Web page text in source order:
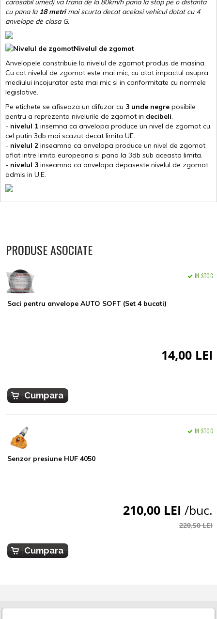
carosabil umed) va frana de la 80km/h pana la stop pe o distanta
cu pana la 18 metrimai scurta decat acelasi vehicul dotat cu 4
anvelope de clasa G.
Nivelul de zgomot
Anvelopele constribuie la nivelul de zgomot produs de masina.
Cu cat nivelul de zgomot este mai mic, cu atat impactul asupra
mediului incojurator este mai mic si in conformitate cu normele
legislative.
Pe etichete se afiseaza un difuzor cu 3 unde negre posibile
pentru a reprezenta nivelurile de zgomot in decibeli.
- nivelul 1 insemna ca anvelopa produce un nivel de zgomot cu
cel putin 3db mai scazut decat limita UE.
- nivelul 2 inseamna ca anvelopa produce un nivel de zgomot
aflat intre limita europeana si pana la 3db sub aceasta limita.
- nivelul 3 inseamna ca anvelopa depaseste nivelul de zgomot
admis in U.E.
PRODUSE ASOCIATE
Saci pentru anvelope AUTO SOFT (Set 4 bucati)
IN STOC
14,00 LEI
Cumpara
Senzor presiune HUF 4050
IN STOC
210,00 LEI /buc.
220,50 LEI
Cumpara